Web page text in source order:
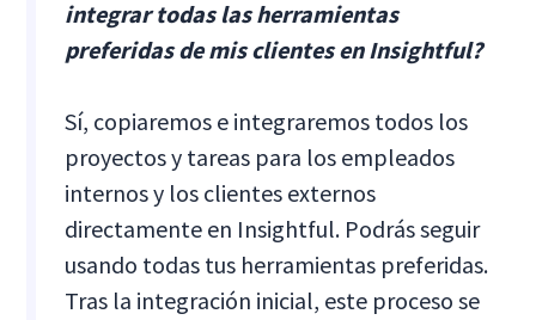
integrar todas las herramientas
preferidas de mis clientes en Insightful?
Sí, copiaremos e integraremos todos los
proyectos y tareas para los empleados
internos y los clientes externos
directamente en Insightful. Podrás seguir
usando todas tus herramientas preferidas.
Tras la integración inicial, este proceso se